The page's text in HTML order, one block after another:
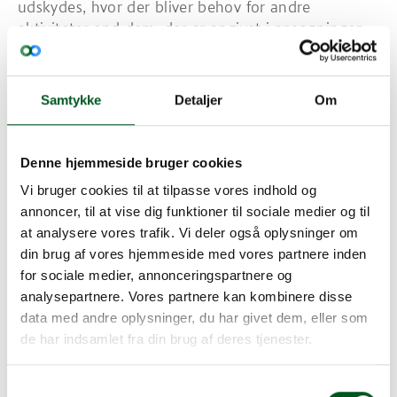
Samtykke Detaljer Om
Denne hjemmeside bruger cookies
Vi bruger cookies til at tilpasse vores indhold og
annoncer, til at vise dig funktioner til sociale medier og til
at analysere vores trafik. Vi deler også oplysninger om
din brug af vores hjemmeside med vores partnere inden
for sociale medier, annonceringspartnere og
analysepartnere. Vores partnere kan kombinere disse
data med andre oplysninger, du har givet dem, eller som
de har indsamlet fra din brug af deres tjenester.
udskydes, hvor der bliver behov for andre
aktiviteter end dem, der er angivet i ansøgningen,
eller hvor forudsætningerne for projektet i øvrigt
ændrer sig, eksempelvis som følge af forhold hos
eksterne leverandører.
I tvivlstilfælde er man velkommen til at kontakte
Ansøgning om tilskud i 2025 (lukket for
ansøgninger)
Ansøgningsrunden for tilskud i 2025 er afsluttet.
Der var ansøgningsfristden 10. juni 2024 kl. 12.
Fonden modtog26 direkte ansøgninger for et
samlet beløb på17 mio. kr.
Klageadgang
Fondsbestyrelsens afgørelser kan indbringes til
Landbrugsstyrelsen inden 4 uger efter
modtagelsen af afgørelsen i henhold til § 8, stk. 7 i
Søg om ændringer
Det sker, at aktiviteter grundet faglige eller
praktiske omstændigheder må ændres. Hvis der
Fondens bevillinger er 1-årige og bevilges for et